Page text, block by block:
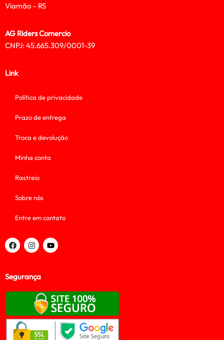
Viamão – RS
AG Riders Comercio
CNPJ: 45.665.309/0001-39
Link
Política de privacidade
Prazo de entrega
Troca e devolução
Minha conta
Rastreio
Sobre nós
Entre em contato
Segurança